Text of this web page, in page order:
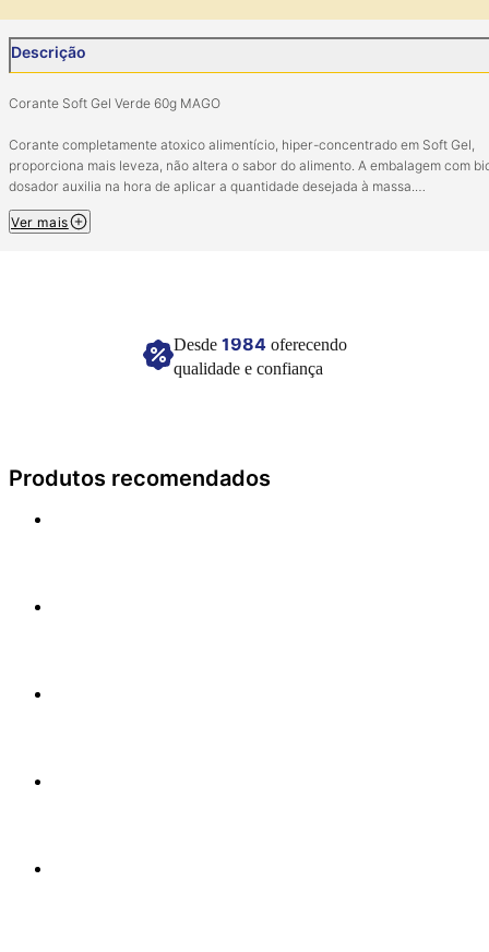
Descrição
Corante Soft Gel Verde 60g MAGO
Corante completamente atoxico alimentício, hiper-concentrado em Soft Gel,
proporciona mais leveza, não altera o sabor do alimento. A embalagem com
dosador auxilia na hora de aplicar a quantidade desejada à massa.
Ingredientes: Água, açucar, glicose, amido modificado, xantana, corante
Conservar em local seco e fresco.
Imagem meramente ilustrativa.
Ver mais
Desde 1984oferecendo
qualidade e confiança
Produtos recomendados